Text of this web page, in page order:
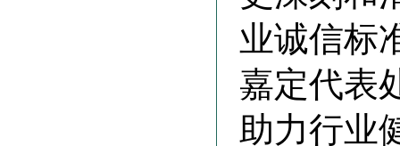
业诚信标
嘉定代表
助力行业